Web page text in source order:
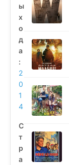
ы
х
о
д
а
:
2
0
1
4
С
т
р
а